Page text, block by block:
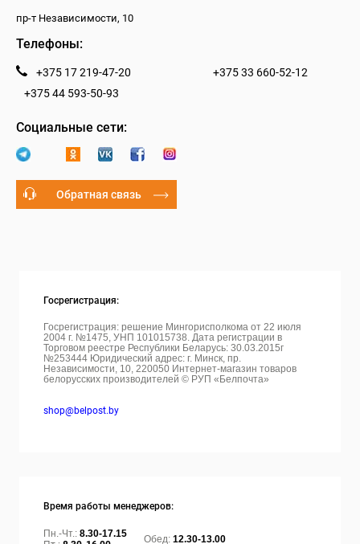
пр-т Независимости, 10
Телефоны:
+375 17 219-47-20
+375 33 660-52-12
+375 44 593-50-93
Социальные сети:
Обратная связь
Госрегистрация:
Госрегистрация: решение Мингорисполкома от 22 июля
2004 г. №1475, УНП 101015738. Дата регистрации в
Торговом реестре Республики Беларусь: 30.03.2015г
№253444 Юридический адрес: г. Минск, пр.
Независимости, 10, 220050 Интернет-магазин товаров
белорусских производителей © РУП «Белпочта»
shop@belpost.by
Время работы менеджеров:
Пн.-Чт.: 8.30-17.15
Обед: 12.30-13.00